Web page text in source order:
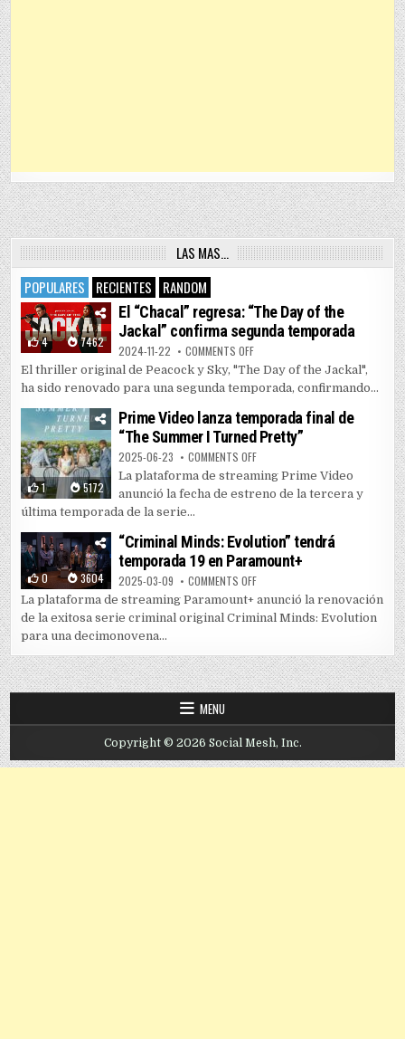
LAS MAS…
POPULARES
RECIENTES RANDOM
4 7462
El “Chacal” regresa: “The Day of the
Jackal” confirma segunda temporada
2024-11-22 COMMENTS OFFON EL “CHACAL” REGRESA: “THE
El thriller original de Peacock y Sky, "The Day of the Jackal",
ha sido renovado para una segunda temporada, confirmando...
1 5172
Prime Video lanza temporada final de
“The Summer I Turned Pretty”
2025-06-23 COMMENTS OFFON PRIME VIDEO LANZA
La plataforma de streaming Prime Video
anunció la fecha de estreno de la tercera y
última temporada de la serie...
0 3604
“Criminal Minds: Evolution” tendrá
temporada 19 en Paramount+
2025-03-09 COMMENTS OFFON “CRIMINAL MINDS:
La plataforma de streaming Paramount+ anunció la renovación
de la exitosa serie criminal original Criminal Minds: Evolution
para una decimonovena...
MENU
Copyright © 2026 Social Mesh, Inc.